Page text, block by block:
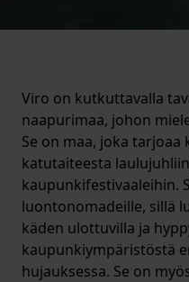
Viro on kutkuttavalla
naapurimaa, johon
Se on maa, joka
katutaiteesta
kaupunkifestivaaleihin.
luontonomadeille, sillä
käden ulottuvilla ja
kaupunkiympäristöstä
hujauksessa. Se on